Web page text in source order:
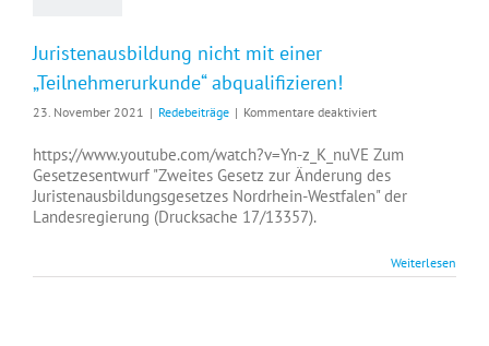
Juristenausbildung nicht mit einer
„Teilnehmerurkunde“ abqualifizieren!
23. November 2021 | Redebeiträge | Kommentare deaktiviertfür
nicht
mit
einer
https://www.youtube.com/watch?v=Yn-z_K_nuVE Zum
Gesetzesentwurf "Zweites Gesetz zur Änderung des
Juristenausbildungsgesetzes Nordrhein-Westfalen" der
Landesregierung (Drucksache 17/13357).
Weiterlesen